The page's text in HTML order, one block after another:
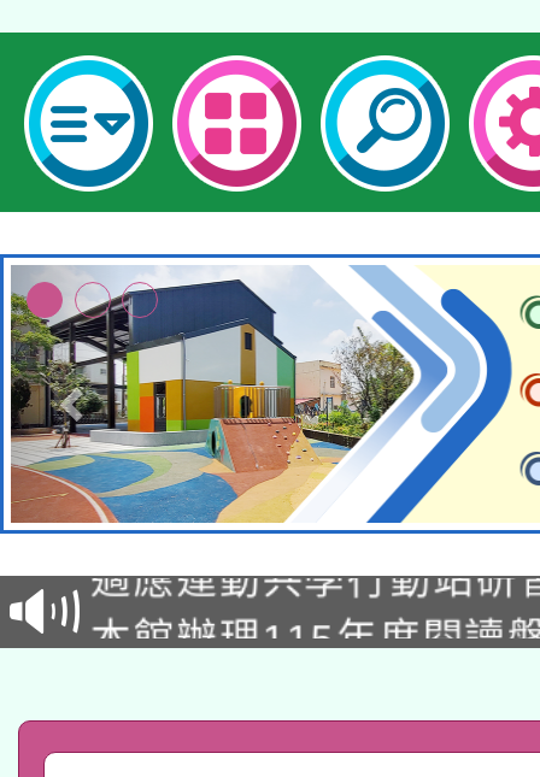
本校115學年度第2次
招甄選結果公告(無人
招)
本館辦理115年度閱讀
礎課程
A3數位素養講師名單